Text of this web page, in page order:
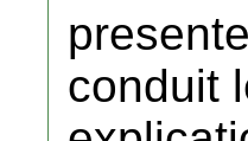
conduit